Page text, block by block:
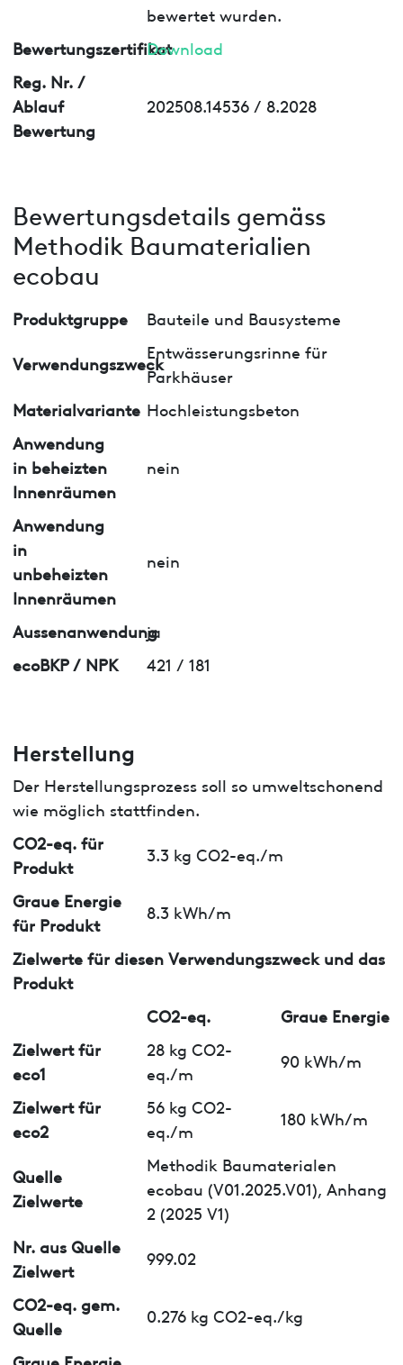
bewertet wurden.
BewertungszertifikatDownload
Reg. Nr. /
Ablauf
Bewertung
202508.14536 / 8.2028
Bewertungsdetails gemäss
Methodik Baumaterialien
ecobau
Produktgruppe Bauteile und Bausysteme
Verwendungszweck
Entwässerungsrinne für
Parkhäuser
Materialvariante Hochleistungsbeton
Anwendung
in beheizten
Innenräumen
nein
Anwendung
in
unbeheizten
Innenräumen
nein
Aussenanwendung
ja
ecoBKP / NPK
421 / 181
Herstellung
Der Herstellungsprozess soll so umweltschonend
wie möglich stattfinden.
CO2-eq. für
Produkt
3.3 kg CO2-eq./m
Graue Energie
für Produkt
8.3 kWh/m
Zielwerte für diesen Verwendungszweck und das
Produkt
CO2-eq.
Graue Energie
Zielwert für
eco1
28 kg CO2-
eq./m
90 kWh/m
Zielwert für
eco2
56 kg CO2-
eq./m
180 kWh/m
Quelle
Zielwerte
Methodik Baumaterialen
ecobau (V01.2025.V01), Anhang
2 (2025 V1)
Nr. aus Quelle
Zielwert
999.02
CO2-eq. gem.
Quelle
0.276 kg CO2-eq./kg